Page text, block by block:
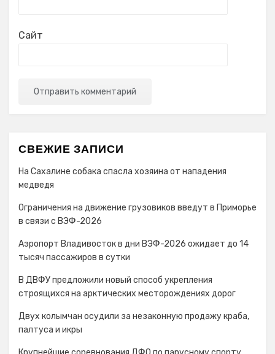
Сайт
СВЕЖИЕ ЗАПИСИ
На Сахалине собака спасла хозяина от нападения
медведя
Ограничения на движение грузовиков введут в Приморье
в связи с ВЭФ-2026
Аэропорт Владивосток в дни ВЭФ-2026 ожидает до 14
тысяч пассажиров в сутки
В ДВФУ предложили новый способ укрепления
строящихся на арктических месторождениях дорог
Двух колымчан осудили за незаконную продажу краба,
палтуса и икры